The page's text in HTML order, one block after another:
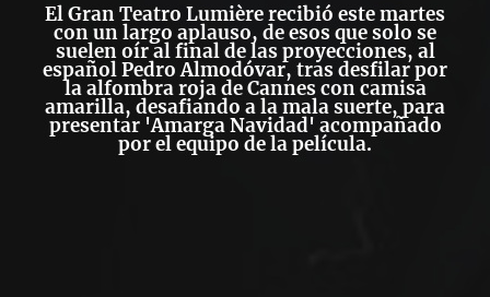
El Gran Teatro Lumière recibió este martes
con un largo aplauso, de esos que solo se
suelen oír al final de las proyecciones, al
español Pedro Almodóvar, tras desfilar por
la alfombra roja de Cannes con camisa
amarilla, desafiando a la mala suerte, para
presentar 'Amarga Navidad' acompañado
por el equipo de la película.